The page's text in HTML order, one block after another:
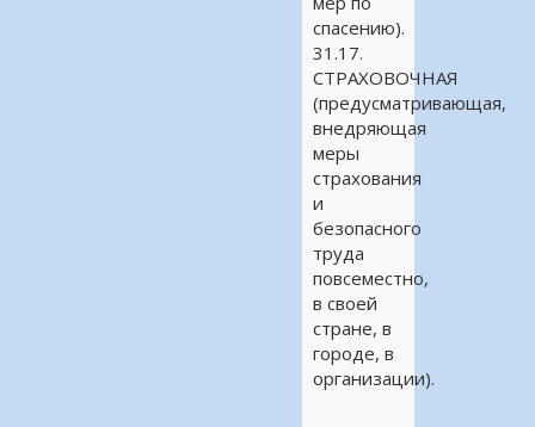
спасению).
31.17.
СТРАХОВОЧНАЯ
(предусматривающая,
внедряющая
меры
страхования
и
безопасного
труда
повсеместно,
в своей
стране, в
городе, в
организации).